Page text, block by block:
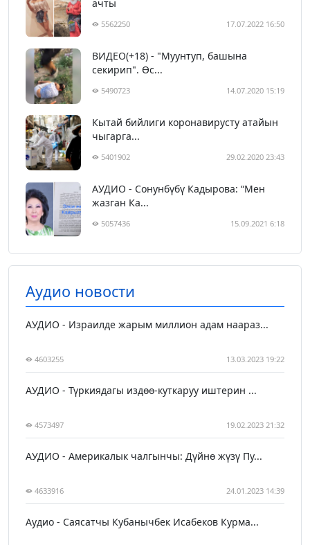
ачты
5562250 17.07.2022 16:50
ВИДЕО(+18) - "Муунтуп, башына
секирип". Өс...
5490723 14.07.2020 15:19
Кытай бийлиги коронавирусту атайын
чыгарга...
5401902 29.02.2020 23:43
АУДИО - Сонунбүбү Кадырова: “Мен
жазган Ка...
5057436 15.09.2021 6:18
Аудио новости
АУДИО - Израилде жарым миллион адам наараз...
4603255 13.03.2023 19:22
АУДИО - Түркиядагы издөө-куткаруу иштерин ...
4573497 19.02.2023 21:32
АУДИО - Америкалык чалгынчы: Дүйнө жүзү Пу...
4633916 24.01.2023 14:39
Аудио - Саясатчы Кубанычбек Исабеков Курма...